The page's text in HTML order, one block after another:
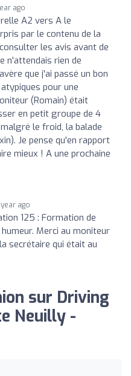
ago
A2 vers A le
par le contenu de la
les avis avant de
n'attendais rien de
que j'ai passé un bon
pour une
(Romain) était
en petit groupe de 4
le froid, la balade
Je pense qu'en rapport
mieux ! A une prochaine
year ago
125 : Formation de
Merci au moniteur
secrétaire qui était au
sur Driving
Neuilly -